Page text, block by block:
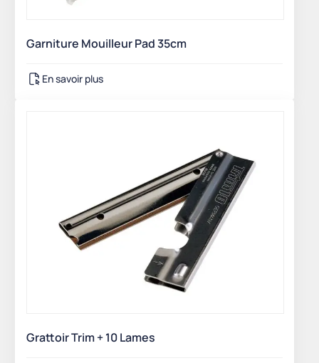
Garniture Mouilleur Pad 35cm
En savoir plus
Grattoir Trim + 10 Lames